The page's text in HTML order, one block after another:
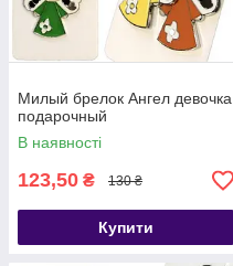
Милый брелок Ангел девочка
подарочный
В наявності
123,50 ₴ 130 ₴
Купити